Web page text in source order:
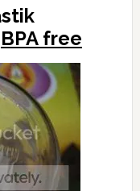
BPA free